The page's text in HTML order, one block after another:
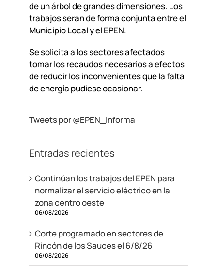
de un árbol de grandes dimensiones. Los
trabajos serán de forma conjunta entre el
Municipio Local y el EPEN.
Se solicita a los sectores afectados
tomar los recaudos necesarios a efectos
de reducir los inconvenientes que la falta
de energía pudiese ocasionar.
Tweets por @EPEN_Informa
Entradas recientes
Continúan los trabajos del EPEN para
normalizar el servicio eléctrico en la
zona centro oeste
06/08/2026
Corte programado en sectores de
Rincón de los Sauces el 6/8/26
06/08/2026